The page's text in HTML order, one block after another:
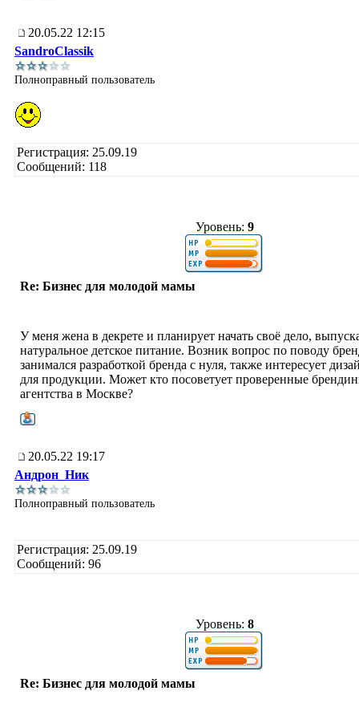
20.05.22 12:15
SandroClassik
Полноправный пользователь
Регистрация: 25.09.19
Сообщений: 118
Уровень: 9
Re: Бизнес для молодой мамы
У меня жена в декрете и планирует начать своё дело,
натуральное детское питание. Возник вопрос по поводу
занимался разработкой бренда с нуля, также интересует
для продукции. Может кто посоветует проверенные
агентства в Москве?
20.05.22 19:17
Андрон_Ник
Полноправный пользователь
Регистрация: 25.09.19
Сообщений: 96
Уровень: 8
Re: Бизнес для молодой мамы